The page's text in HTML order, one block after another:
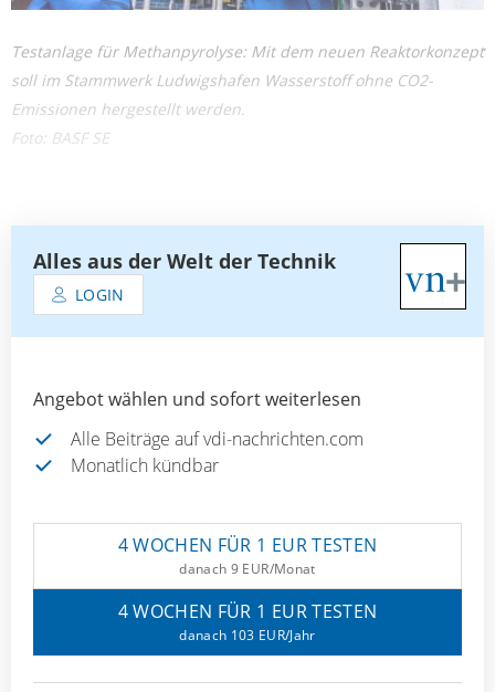
Testanlage für Methanpyrolyse: Mit dem neuen Reaktorkonzept
soll im Stammwerk Ludwigshafen Wasserstoff ohne CO2-
Emissionen hergestellt werden.
Foto: BASF SE
Alles aus der Welt der Technik
LOGIN
Angebot wählen und sofort weiterlesen
Alle Beiträge auf vdi-nachrichten.com
Monatlich kündbar
4 WOCHEN FÜR 1 EUR TESTEN
danach 9 EUR/Monat
4 WOCHEN FÜR 1 EUR TESTEN
danach 103 EUR/Jahr